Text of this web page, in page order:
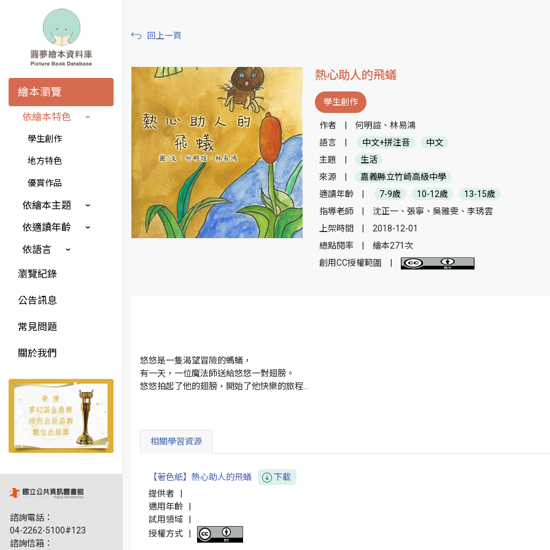
繪本瀏覽
依繪本特色
學生創作
地方特色
優賞作品
依繪本主題
依適讀年齡
依語言
瀏覽紀錄
公告訊息
常見問題
關於我們
諮詢電話：
04-2262-5100#123
諮詢信箱：
回上一頁
熱心助人的飛蟻
學生創作
作者
何明諠、林易鴻
語言
中文+拼注音
中文
主題
生活
來源
嘉義縣立竹崎高級中學
適讀年齡
7-9歲 10-12歲
13-15歲
指導老師
沈正一、張寧、吳雅雯、李琇雲
上架時間
2018-12-01
總點閱率
繪本271次
創用CC授權範圍
悠悠是一隻渴望冒險的螞蟻，
有一天，一位魔法師送給悠悠一對翅膀。
悠悠拍起了他的翅膀，開始了他快樂的旅程…
相關學習資源
【著色紙】熱心助人的飛蟻
下載
提供者
適用年齡
試用領域
授權方式